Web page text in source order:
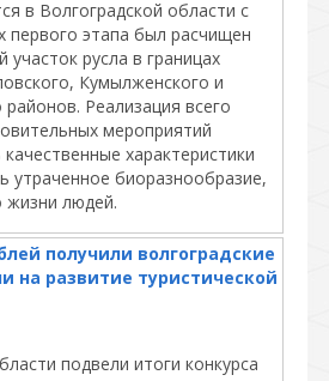
в Волгоградской области с
первого этапа был расчищен
русла в границах
Кумылженского и
Реализация всего
мероприятий
характеристики
утраченное биоразнообразие,
жизни людей.
получили волгоградские
на развитие туристической
подвели итоги конкурса